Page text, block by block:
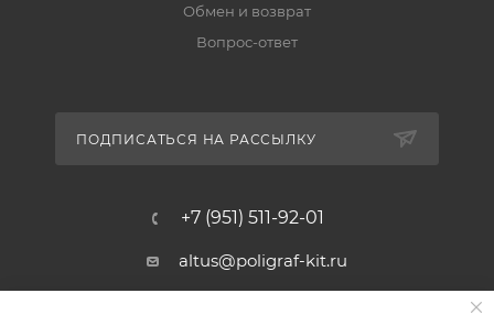
Обмен и возврат
Вопрос-ответ
ПОДПИСАТЬСЯ НА РАССЫЛКУ
+7 (951) 511-92-01
altus@poligraf-kit.ru